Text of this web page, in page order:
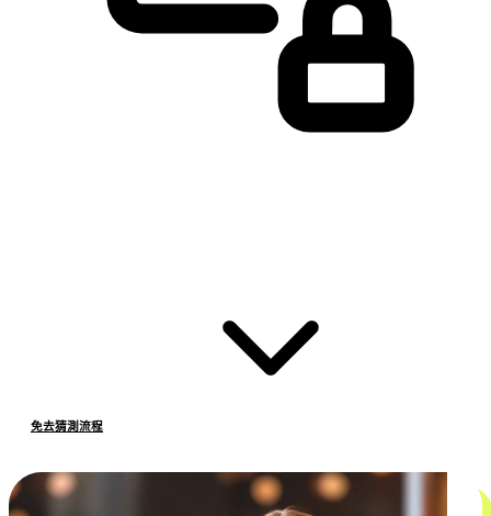
免去猜測流程